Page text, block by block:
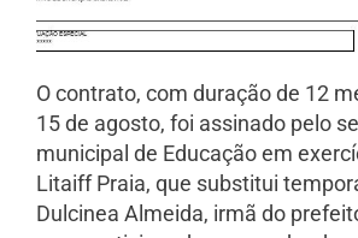
O contrato, com duração de 12
15 de agosto, foi assinado pelo
municipal de Educação em
Litaiff Praia, que substitui
Dulcinea Almeida, irmã do